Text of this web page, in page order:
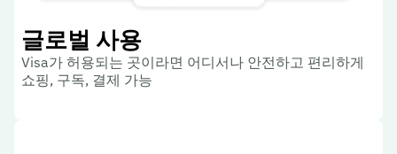
글로벌 사용
Visa가 허용되는 곳이라면 어디서나 안전하고 편리하게
쇼핑, 구독, 결제 가능